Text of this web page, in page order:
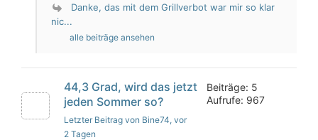
Danke, das mit dem Grillverbot war mir so klar
nic...
alle beiträge ansehen
44,3 Grad, wird das jetzt
jeden Sommer so?
Letzter Beitrag von Bine74, vor
2 Tagen
Beiträge: 5
Aufrufe: 967